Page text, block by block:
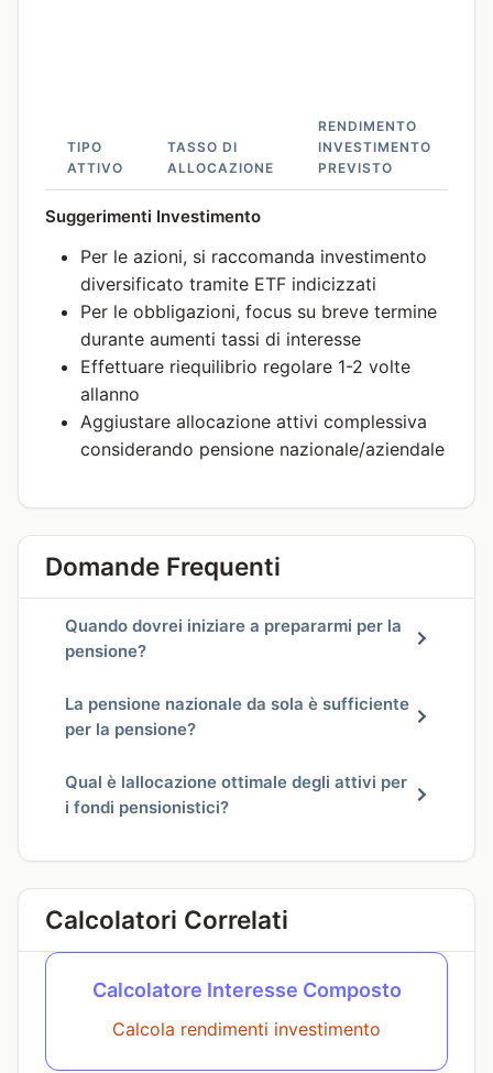
TIPO
ATTIVO
TASSO DI
ALLOCAZIONE
RENDIMENTO
INVESTIMENTO
PREVISTO
Suggerimenti Investimento
Per le azioni, si raccomanda investimento
diversificato tramite ETF indicizzati
Per le obbligazioni, focus su breve termine
durante aumenti tassi di interesse
Effettuare riequilibrio regolare 1-2 volte
allanno
Aggiustare allocazione attivi complessiva
considerando pensione nazionale/aziendale
Domande Frequenti
Quando dovrei iniziare a prepararmi per la
pensione?
La pensione nazionale da sola è sufficiente
per la pensione?
Qual è lallocazione ottimale degli attivi per
i fondi pensionistici?
Calcolatori Correlati
Calcolatore Interesse Composto
Calcola rendimenti investimento